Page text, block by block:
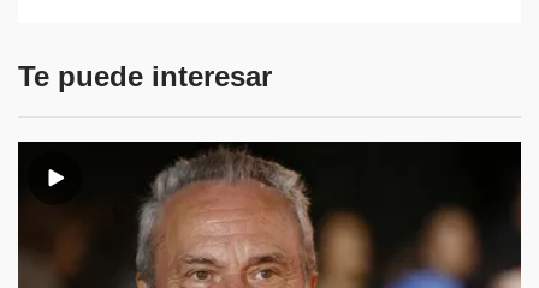
Te puede interesar